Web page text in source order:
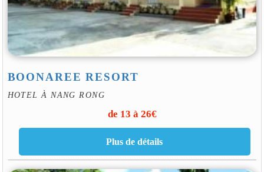
BOONAREE RESORT
HOTEL À NANG RONG
de 13 à 26€